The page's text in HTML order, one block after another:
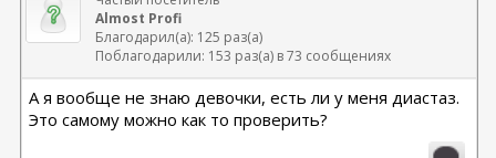
Almost Profi
Благодарил(а): 125 раз(а)
Поблагодарили: 153 раз(а) в 73 сообщениях
А я вообще не знаю девочки, есть ли у меня диастаз.
Это самому можно как то проверить?